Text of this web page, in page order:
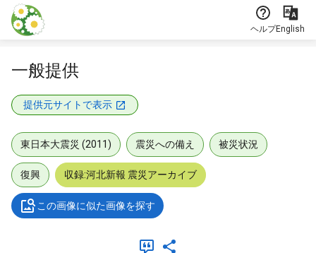
本文に飛ぶ
ヘルプEnglish
一般提供
提供元サイトで表示
東日本大震災 (2011) 震災への備え 被災状況
復興 収録:河北新報 震災アーカイブ
この画像に似た画像を探す